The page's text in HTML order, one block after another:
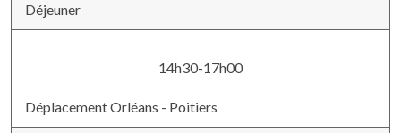
Déjeuner
14h30-17h00
Déplacement Orléans - Poitiers